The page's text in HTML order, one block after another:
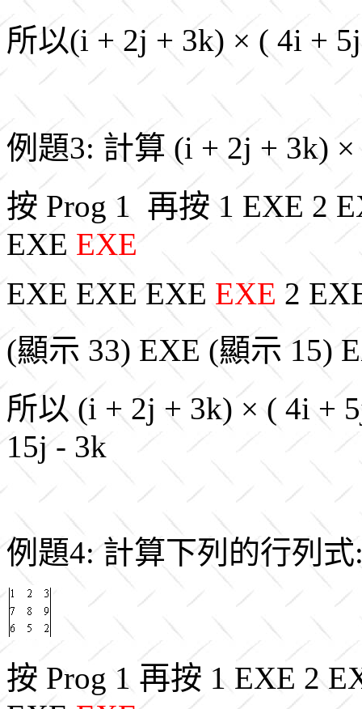
所以(i + 2j + 3k) × ( 4i +
例題3: 計算 (i + 2j + 3k)
按 Prog 1 再按 1 EXE 2
EXE EXE
EXE EXE EXE EXE 2
(顯示 33) EXE (顯示 15)
所以 (i + 2j + 3k) × ( 4i +
15j - 3k
例題4: 計算下列的行列
按 Prog 1 再按 1 EXE 2